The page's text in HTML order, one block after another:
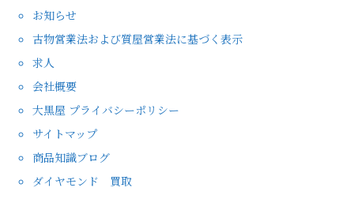
お知らせ
古物営業法および質屋営業法に基づく表示
求人
会社概要
大黒屋 プライバシーポリシー
サイトマップ
商品知識ブログ
ダイヤモンド 買取